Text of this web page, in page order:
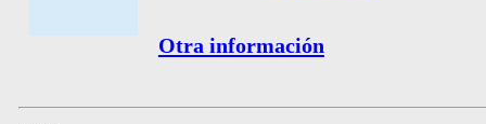
Otra información